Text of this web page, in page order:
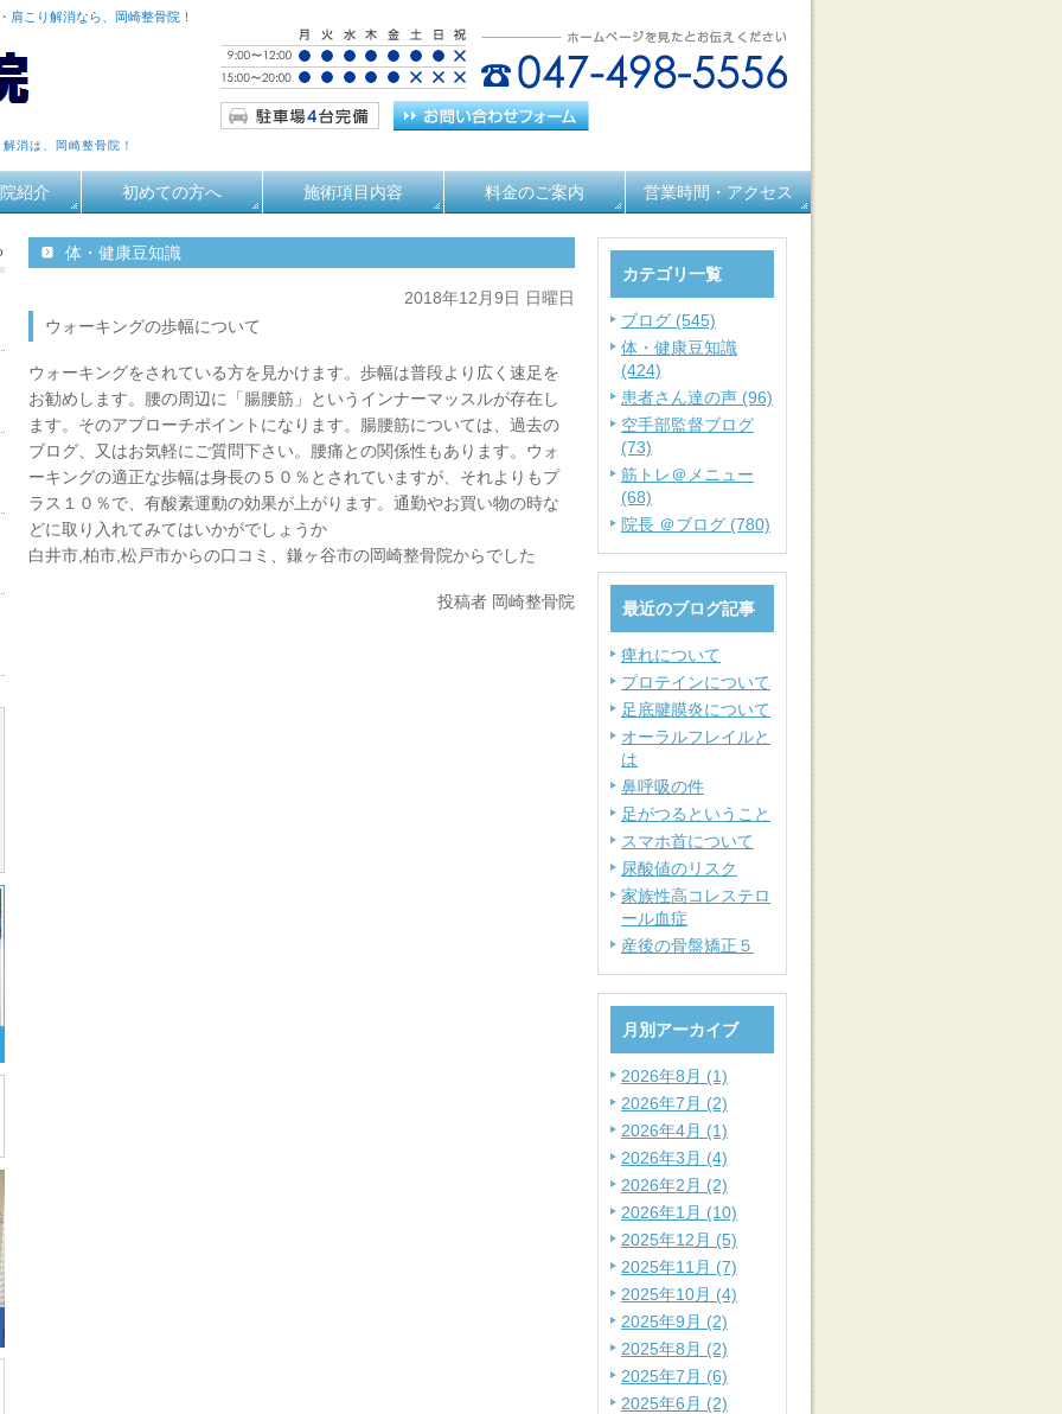
肩こり解消なら、岡崎整骨院！
消は、岡崎整骨院！
紹介 初めての方へ 施術項目内容 料金のご案内 営業時間・アクセス
体・健康豆知識
2018年12月9日 日曜日
ウォーキングの歩幅について
ウォーキングをされている方を見かけます。歩幅は普段より広く速足を
お勧めします。腰の周辺に「腸腰筋」というインナーマッスルが存在し
ます。そのアプローチポイントになります。腸腰筋については、過去の
ブログ、又はお気軽にご質問下さい。腰痛との関係性もあります。ウォ
ーキングの適正な歩幅は身長の５０％とされていますが、それよりもプ
ラス１０％で、有酸素運動の効果が上がります。通勤やお買い物の時な
どに取り入れてみてはいかがでしょうか
白井市,柏市,松戸市からの口コミ、鎌ヶ谷市の岡崎整骨院からでした
投稿者 岡崎整骨院
カテゴリ一覧
ブログ (545)
体・健康豆知識
(424)
患者さん達の声 (96)
空手部監督ブログ
(73)
筋トレ＠メニュー
(68)
院長 ＠ブログ (780)
最近のブログ記事
痺れについて
プロテインについて
足底腱膜炎について
オーラルフレイルと
は
鼻呼吸の件
足がつるということ
スマホ首について
尿酸値のリスク
家族性高コレステロ
ール血症
産後の骨盤矯正５
月別アーカイブ
2026年8月 (1)
2026年7月 (2)
2026年4月 (1)
2026年3月 (4)
2026年2月 (2)
2026年1月 (10)
2025年12月 (5)
2025年11月 (7)
2025年10月 (4)
2025年9月 (2)
2025年8月 (2)
2025年7月 (6)
2025年6月 (2)